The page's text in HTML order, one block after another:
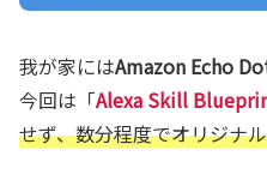
我が家にはAmazon Echo
今回は「Alexa Skill
せず、数分程度でオリジナ